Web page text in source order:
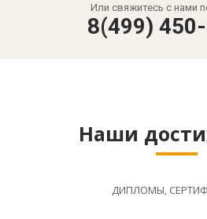
Или свяжитесь с нами
8(499)
Наши
ДИПЛОМЫ,